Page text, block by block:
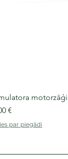
€
par piegādi